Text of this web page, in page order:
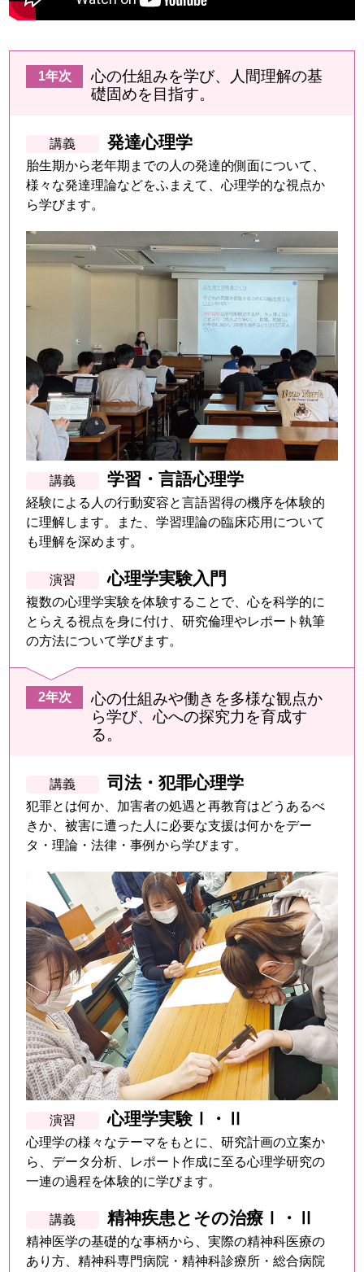
心の仕組みを学び、人間理解の基
礎固めを目指す。
発達心理学
胎生期から老年期までの人の発達的側面について、
様々な発達理論などをふまえて、心理学的な視点か
ら学びます。
学習・言語心理学
経験による人の行動変容と言語習得の機序を体験的
に理解します。また、学習理論の臨床応用について
も理解を深めます。
心理学実験入門
複数の心理学実験を体験することで、心を科学的に
とらえる視点を身に付け、研究倫理やレポート執筆
の方法について学びます。
心の仕組みや働きを多様な観点か
ら学び、心への探究力を育成す
る。
司法・犯罪心理学
犯罪とは何か、加害者の処遇と再教育はどうあるべ
きか、被害に遭った人に必要な支援は何かをデー
タ・理論・法律・事例から学びます。
心理学実験Ⅰ・Ⅱ
心理学の様々なテーマをもとに、研究計画の立案か
ら、データ分析、レポート作成に至る心理学研究の
一連の過程を体験的に学びます。
精神疾患とその治療Ⅰ・Ⅱ
精神医学の基礎的な事柄から、実際の精神科医療の
あり方、精神科専門病院・精神科診療所・総合病院